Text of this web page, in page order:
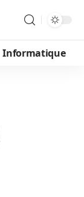
Informatique